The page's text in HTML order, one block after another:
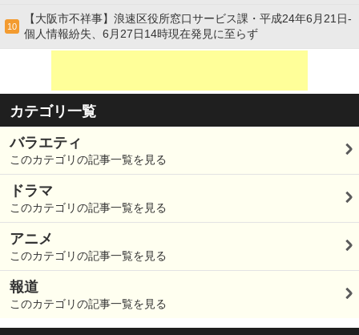
10
【大阪市不祥事】浪速区役所窓口サービス課・平成24年6月21日-
個人情報紛失、6月27日14時現在発見に至らず
カテゴリ一覧
バラエティ
このカテゴリの記事一覧を見る
ドラマ
このカテゴリの記事一覧を見る
アニメ
このカテゴリの記事一覧を見る
報道
このカテゴリの記事一覧を見る